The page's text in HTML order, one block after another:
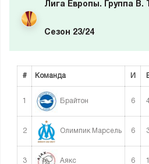
Лига Европы. Группа B.
Сезон 23/24
# Команда И
1 Брайтон 6 4
2 Олимпик Марсель 6
3 Аякс 6 1